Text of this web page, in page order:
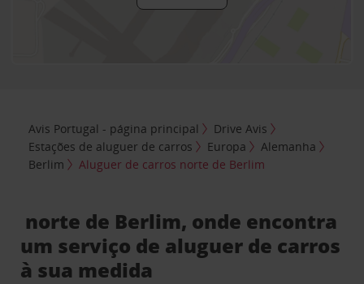
Avis Portugal - página principal
Drive Avis
Estações de aluguer de carros
Europa
Alemanha
Berlim
Aluguer de carros norte de Berlim
norte de Berlim, onde encontra
um serviço de aluguer de carros
à sua medida